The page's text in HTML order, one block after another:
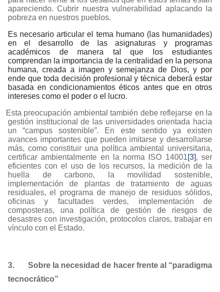
apareciendo. Cubrir nuestra vulnerabilidad aplacando la
pobreza en nuestros pueblos.
Es necesario articular el tema humano (las humanidades)
en el desarrollo de las asignaturas y programas
académicos de manera tal que los estudiantes
comprendan la importancia de la centralidad en la persona
humana, creada a imagen y semejanza de Dios,y por
ende que toda decisión profesional y técnica deberá estar
basada en condicionamientos éticos antes que en otros
intereses como el poder o el lucro.
Esta preocupación ambiental también debe reflejarse en la
gestión institucional de las universidades orientada hacia
un “campus sostenible”. En este sentido ya existen
avances importantes que pueden imitarse y desarrollarse
más, como constituir una política ambiental universitaria,
certificar ambientalmente en la norma ISO 14001[3], ser
eficientes con el uso de los recursos, la medición de la
huella de carbono, la movilidad sostenible,
implementación de plantas de tratamiento de aguas
residuales, el programa de manejo de residuos sólidos,
oficinas y facultades verdes, implementación de
composteras, una política de gestión de riesgos de
desastres con investigación, protocolos claros, trabajar en
vínculo con el Estado.
3.
Sobre la necesidad de hacer frente al “paradigma
tecnocrático”